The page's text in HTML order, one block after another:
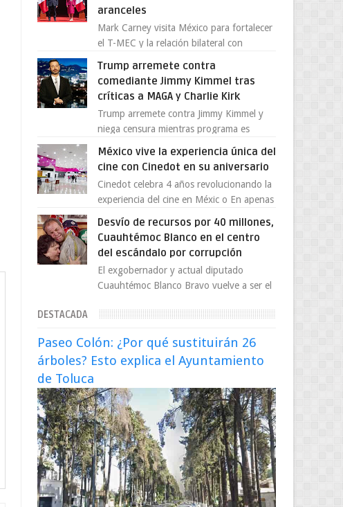
aranceles
Mark Carney visita México para fortalecer
el T-MEC y la relación bilateral con
provocada por la ofen...
Trump arremete contra
comediante Jimmy Kimmel tras
críticas a MAGA y Charlie Kirk
Trump arremete contra Jimmy Kimmel y
niega censura mientras programa es
programa Jimmy Kimmel Live! ...
México vive la experiencia única del
cine con Cinedot en su aniversario
Cinedot celebra 4 años revolucionando la
experiencia del cine en Méxic o En apenas
cuatro años, Cinedot ha demostrado que
Desvío de recursos por 40 millones,
Cuauhtémoc Blanco en el centro
del escándalo por corrupción
El exgobernador y actual diputado
Cuauhtémoc Blanco Bravo vuelve a ser el
enfrentando señalamientos por...
DESTACADA
Paseo Colón: ¿Por qué sustituirán 26
árboles? Esto explica el Ayuntamiento
de Toluca